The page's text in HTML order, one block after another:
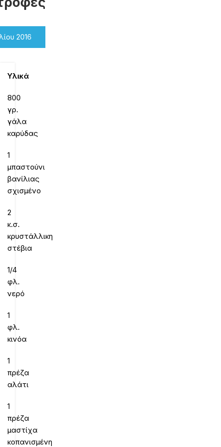
2016
Υλικά
800
γρ.
γάλα
καρύδας
1
μπαστούνι
βανίλιας
σχισμένο
2
κ.σ.
κρυστάλλικη
στέβια
1/4
φλ.
νερό
1
φλ.
κινόα
1
πρέζα
αλάτι
1
πρέζα
μαστίχα
κοπανισμένη